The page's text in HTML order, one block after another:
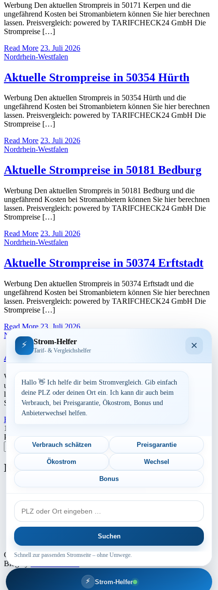
Werbung Den aktuellen Strompreis in 50171 Kerpen und die
ungefährend Kosten bei Stromanbietern können Sie hier berechnen
lassen. Preisvergleich: powered by TARIFCHECK24 GmbH Die
Strompreise […]
Read More 23. Juli 2026
Nordrhein-Westfalen
Aktuelle Strompreise in 50354 Hürth
Werbung Den aktuellen Strompreis in 50354 Hürth und die
ungefährend Kosten bei Stromanbietern können Sie hier berechnen
lassen. Preisvergleich: powered by TARIFCHECK24 GmbH Die
Strompreise […]
Read More 23. Juli 2026
Nordrhein-Westfalen
Aktuelle Strompreise in 50181 Bedburg
Werbung Den aktuellen Strompreis in 50181 Bedburg und die
ungefährend Kosten bei Stromanbietern können Sie hier berechnen
lassen. Preisvergleich: powered by TARIFCHECK24 GmbH Die
Strompreise […]
Read More 23. Juli 2026
Nordrhein-Westfalen
Aktuelle Strompreise in 50374 Erftstadt
Werbung Den aktuellen Strompreis in 50374 Erftstadt und die
ungefährend Kosten bei Stromanbietern können Sie hier berechnen
lassen. Preisvergleich: powered by TARIFCHECK24 GmbH Die
Strompreise […]
Read More 23. Juli 2026
Nordrhein-Westfalen
Aktuelle Strompreise in 50169 Kerpen
Werbung Den aktuellen Strompreis in 50169 Kerpen und die
ungefährend Kosten bei Stromanbietern können Sie hier berechnen
lassen. Preisvergleich: powered by TARIFCHECK24 GmbH Die
Strompreise […]
Read More
Seitennummerierung
der
Beiträge
1
Postleitzahl eingeben
Suchen
Neu berechnet
Aktuelle Strompreise in 90475 Nürnberg
Aktuelle Strompreise in 85630 Grasbrunn
Aktuelle Strompreise in 67065 Ludwigshafen am Rhein
Copyright © 2024 - 2026 INTERMEDIA GROUP - Theme Marsh
Blog by
⚡ Strom-Helfer
⚡ Strom-Helfer
Tarif- & Vergleichshelfer ×
Hallo 👋 Ich helfe dir beim Stromvergleich. Gib einfach
deine PLZ oder deinen Ort ein. Ich kann dir auch beim
Verbrauch, bei Preisgarantie, Ökostrom, Bonus und
Anbieterwechsel helfen.
Verbrauch schätzen Preisgarantie
Ökostrom Wechsel
Bonus
PLZ
oder
Ort
Suchen
Schnell zur passenden Stromseite – ohne Umwege.